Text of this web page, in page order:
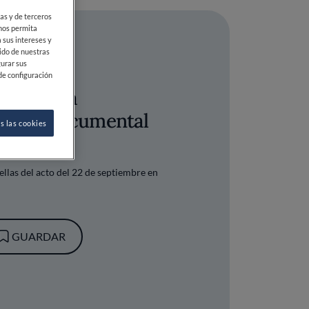
la
del documental
del acto del 22 de septiembre en
GUARDAR
y de terceros
permita
sus intereses y
de nuestras
sus
configuración
las cookies